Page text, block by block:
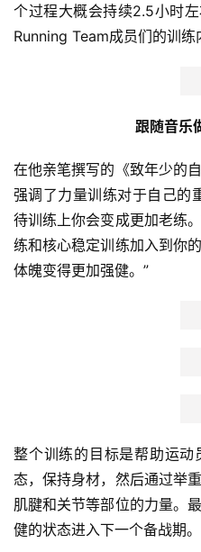
个过程大概会持续2.5小时
Running Team成员们的训练
跟随音乐
在他亲笔撰写的《致年少的
强调了力量训练对于自己的
待训练上你会变成更加老练
练和核心稳定训练加入到你
体魄变得更加强健。”
整个训练的目标是帮助运
态，保持身材，然后通过举
肌腱和关节等部位的力量。
健的状态进入下一个备战期。